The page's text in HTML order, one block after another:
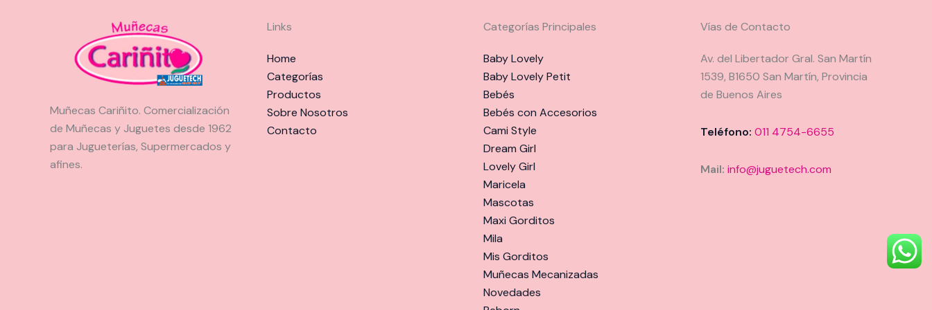
Muñecas Cariñito. Comercialización
de Muñecas y Juguetes desde 1962
para Jugueterías, Supermercados y
afines.
Links
Home
Categorías
Productos
Sobre Nosotros
Contacto
Categorías Principales
Baby Lovely
Baby Lovely Petit
Bebés
Bebés con Accesorios
Cami Style
Dream Girl
Lovely Girl
Maricela
Mascotas
Maxi Gorditos
Mila
Mis Gorditos
Muñecas Mecanizadas
Novedades
Vías de Contacto
Av. del Libertador Gral. San Martín
1539, B1650 San Martín, Provincia
de Buenos Aires
Teléfono: 011 4754-6655
Mail: info@juguetech.com